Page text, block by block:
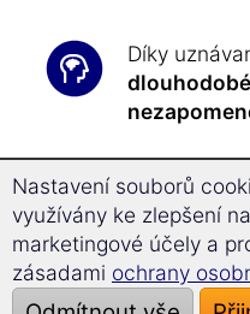
Díky
umožní
% rychleji a
Učit se
Nastavení souborů
využívány ke zlepšení
marketingové účely a
zásadami ochrany